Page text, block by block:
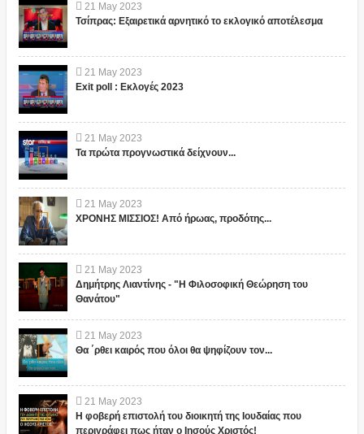
21 May 2023
Τσίπρας: Εξαιρετικά αρνητικό το εκλογικό αποτέλεσμα
21 May 2023
Exit poll : Εκλογές 2023
21 May 2023
Τα πρώτα προγνωστικά δείχνουν...
21 May 2023
ΧΡΟΝΗΣ ΜΙΣΣΙΟΣ! Από ήρωας, προδότης...
21 May 2023
Δημήτρης Λιαντίνης - "Η Φιλοσοφική Θεώρηση του
Θανάτου"
21 May 2023
Θα ΄ρθει καιρός που όλοι θα ψηφίζουν τον...
21 May 2023
Η φοβερή επιστολή του διοικητή της Ιουδαίας που
περιγράφει πως ήταν ο Ιησούς Χριστός!